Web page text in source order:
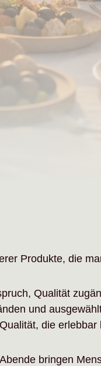
Produkte, die
Qualität
und
die erlebbar
bringen